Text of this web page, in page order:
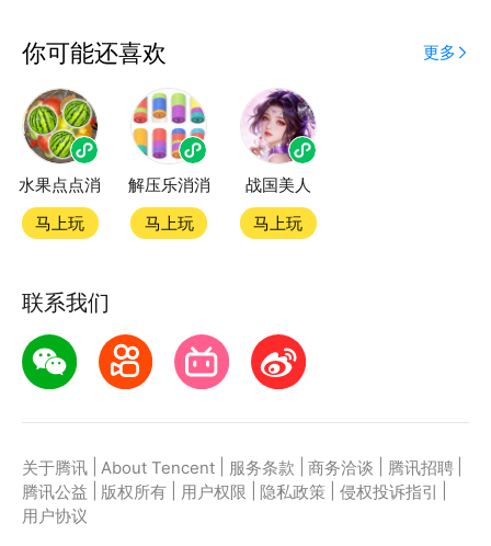
应用宝为腾讯官方游戏平台，收录海量正版授权的高热
度精品小游戏。直接搜索或者在小游戏 tab 发现热门
硬币消消乐小游戏双平台畅玩
官方授权，在电脑上和手机上双端都能直接畅玩微信小
游戏
第一步：点击下载应用宝客户端，第二步：一键登录，
第三步：直接拉起微信小游戏硬币消消乐畅玩
你可能还喜欢 更多
水果点点消
马上玩
解压乐消消
马上玩
战国美人
马上玩
联系我们
关于腾讯 About Tencent 服务条款 商务洽谈 腾讯招聘
腾讯公益
版权所有 用户权限 隐私政策 侵权投诉指引
用户协议